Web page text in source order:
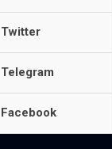
Twitter
Telegram
Facebook